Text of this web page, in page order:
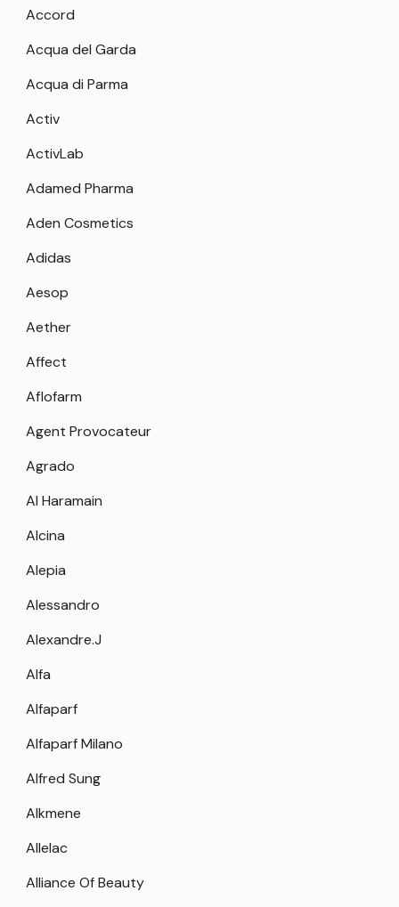
Accord
Acqua del Garda
Acqua di Parma
Activ
ActivLab
Adamed Pharma
Aden Cosmetics
Adidas
Aesop
Aether
Affect
Aflofarm
Agent Provocateur
Agrado
Al Haramain
Alcina
Alepia
Alessandro
Alexandre.J
Alfa
Alfaparf
Alfaparf Milano
Alfred Sung
Alkmene
Allelac
Alliance Of Beauty